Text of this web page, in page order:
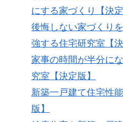
にする家づくり【決定
後悔しない家づくり
強する住宅研究室【決
家事の時間が半分に
究室【決定版】
新築一戸建て住宅性
版】